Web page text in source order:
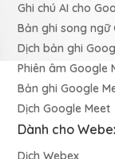
Ghi chú AI cho
Bản ghi song ngữ
Dịch bản ghi
Phiên âm Google
Bản ghi Google
Dịch Google Meet
Dành cho
Dịch Webex